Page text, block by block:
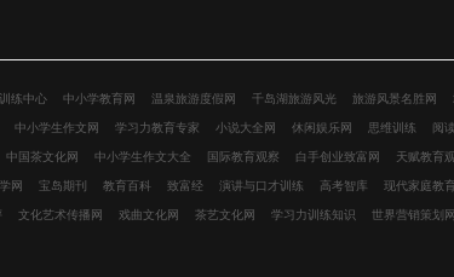
练中心 中小学教育网 温泉旅游度假网 千岛湖旅游风光 旅游风景名胜网
中小学生作文网 学习力教育专家 小说大全网 休闲娱乐网 思维训练 阅
中国茶文化网 中小学生作文大全 国际教育观察 白手创业致富网 天赋教育
网 宝岛期刊 教育百科 致富经 演讲与口才训练 高考智库 现代家庭教
文化艺术传播网 戏曲文化网 茶艺文化网 学习力训练知识 世界营销策划网